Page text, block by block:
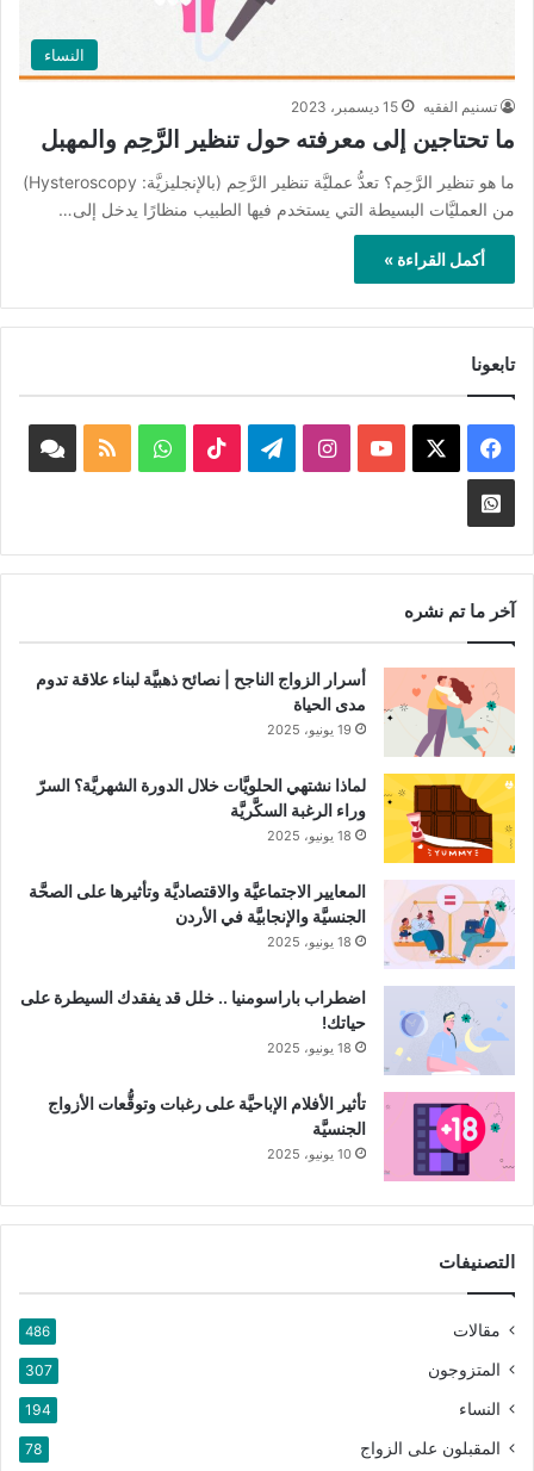
النساء
تسنيم الفقيه 15 ديسمبر، 2023
ما تحتاجين إلى معرفته حول تنظير الرَّحِم والمهبل
ما هو تنظير الرَّحِم؟ تعدُّ عمليَّة تنظير الرَّحِم (بالإنجليزيَّة: Hysteroscopy)
من العمليَّات البسيطة التي يستخدم فيها الطبيب منظارًا يدخل إلى…
أكمل القراءة »
تابعونا
فيسبوك ‫YouTubeانستقرامتيلقرام ‫TikTokواتسابملخص
Whatsapp
Channel
آخر ما تم نشره
أسرار الزواج الناجح | نصائح ذهبيَّة لبناء علاقة تدوم
مدى الحياة
19 يونيو، 2025
لماذا نشتهي الحلويَّات خلال الدورة الشهريَّة؟ السرّ
وراء الرغبة السكَّريَّة
18 يونيو، 2025
المعايير الاجتماعيَّة والاقتصاديَّة وتأثيرها على الصحَّة
الجنسيَّة والإنجابيَّة في الأردن
18 يونيو، 2025
اضطراب باراسومنيا .. خلل قد يفقدك السيطرة على
حياتك!
18 يونيو، 2025
تأثير الأفلام الإباحيَّة على رغبات وتوقُّعات الأزواج
الجنسيَّة
10 يونيو، 2025
التصنيفات
مقالات 486
المتزوجون 307
النساء 194
المقبلون على الزواج 78